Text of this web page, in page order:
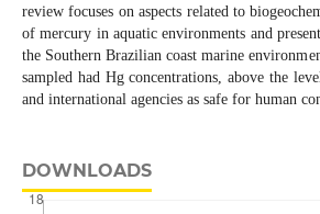
review focuses on aspects related to
of mercury in aquatic environments and
the Southern Brazilian coast marine
sampled had Hg concentrations, above the
and international agencies as safe for human
DOWNLOADS